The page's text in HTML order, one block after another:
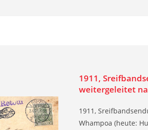
1911,
weitergeleitet
1911,
Whampoa (heute: